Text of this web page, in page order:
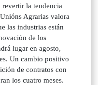
revertir la tendencia
Agrarias valora
las industrias están
de los
lugar en agosto,
Un cambio positivo
de contratos con
los cuatro meses.